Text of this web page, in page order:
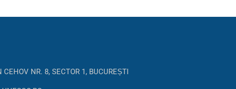
CEHOV NR. 8, SECTOR 1, BUCUREȘTI